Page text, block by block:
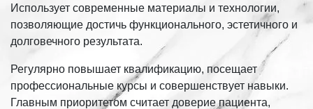
Использует современные материалы и технологии,
позволяющие достичь функционального, эстетичного и
долговечного результата.
Регулярно повышает квалификацию, посещает
профессиональные курсы и совершенствует навыки.
Главным приоритетом считает доверие пациента,